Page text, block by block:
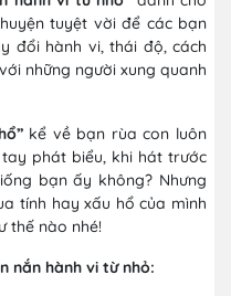
tuyệt vời để các bạn
đổi hành vi, thái độ, cách
những người xung quanh
kể về bạn rùa con luôn
phát biểu, khi hát trước
bạn ấy không? Nhưng
tính hay xấu hổ của mình
thế nào nhé!
nắn hành vi từ nhỏ: